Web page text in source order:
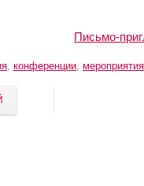
Письмо-
, конференции, мероприятия